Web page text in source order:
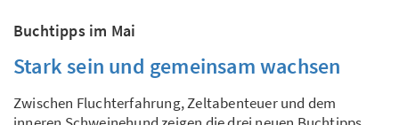
Buchtipps im Mai
Stark sein und gemeinsam wachsen
Zwischen Fluchterfahrung, Zeltabenteuer und dem